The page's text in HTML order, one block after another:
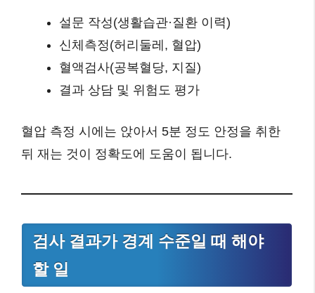
설문 작성(생활습관·질환 이력)
신체측정(허리둘레, 혈압)
혈액검사(공복혈당, 지질)
결과 상담 및 위험도 평가
혈압 측정 시에는 앉아서 5분 정도 안정을 취한
뒤 재는 것이 정확도에 도움이 됩니다.
검사 결과가 경계 수준일 때 해야
할 일